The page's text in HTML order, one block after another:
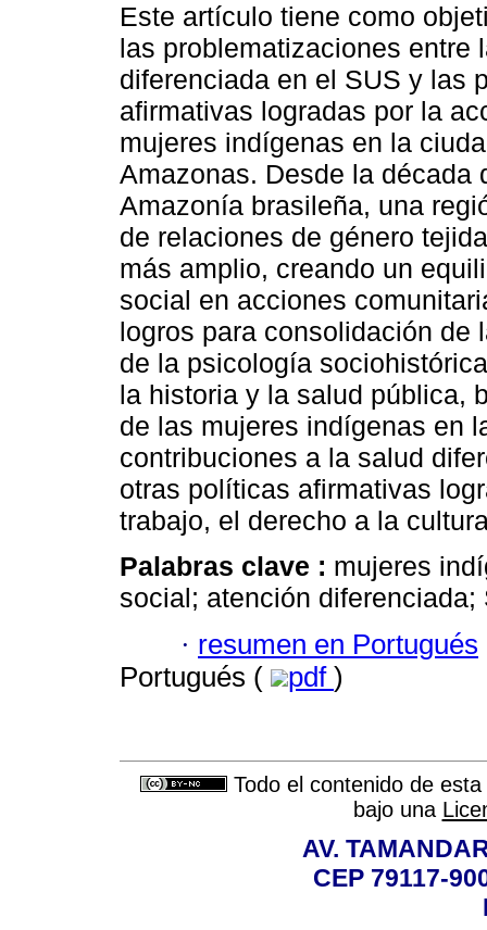
Este artículo tiene como
las problematizaciones entre
diferenciada en el SUS y las
afirmativas logradas por la
mujeres indígenas en la
Amazonas. Desde la década
Amazonía brasileña, una
de relaciones de género
más amplio, creando un
social en acciones
logros para consolidación de
de la psicología
la historia y la salud pública,
de las mujeres indígenas en
contribuciones a la salud
otras políticas afirmativas
trabajo, el derecho a la
Palabras clave : mujeres
social; atención diferenciada;
· resumen en Portugués
Portugués (
pdf )
Todo el contenido de
bajo una
AV.
CEP 79117-